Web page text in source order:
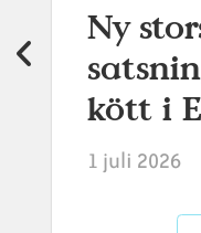
Ny
kött i
1 juli 2026